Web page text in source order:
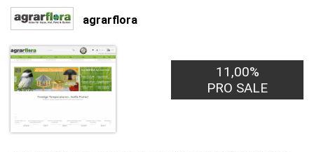
agrarflora
11,00%
PRO SALE